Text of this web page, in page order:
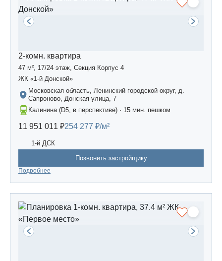
2-комн. квартира
47 м², 17/24 этаж, Секция Корпус 4
ЖК «1-й Донской»
Московская область, Ленинский городской округ, д.
Сапроново, Донская улица, 7
Калинина (D5, в перспективе) · 15 мин. пешком
11 951 011 ₽254 277 ₽/м²
1-й ДСК
Позвонить застройщику
Подробнее